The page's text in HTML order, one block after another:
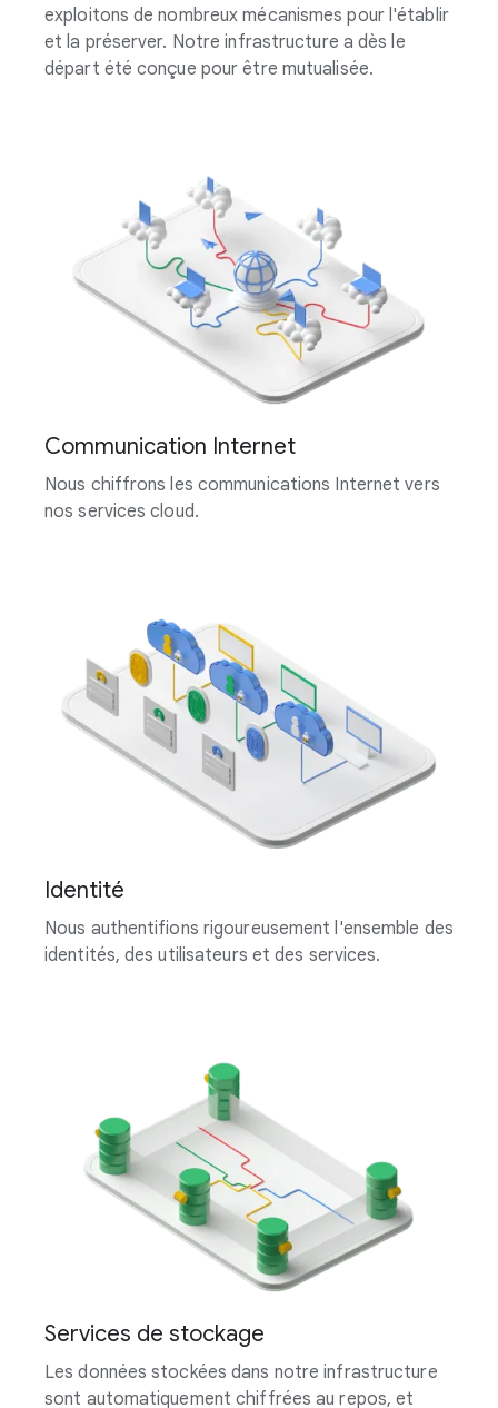
exploitons de nombreux mécanismes pour l'établir
et la préserver. Notre infrastructure a dès le
départ été conçue pour être mutualisée.
Communication Internet
Nous chiffrons les communications Internet vers
nos services cloud.
Identité
Nous authentifions rigoureusement l'ensemble des
identités, des utilisateurs et des services.
Services de stockage
Les données stockées dans notre infrastructure
sont automatiquement chiffrées au repos, et